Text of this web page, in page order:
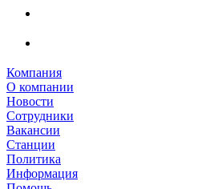
Компания
О компании
Новости
Сотрудники
Вакансии
Станции
Политика
Информация